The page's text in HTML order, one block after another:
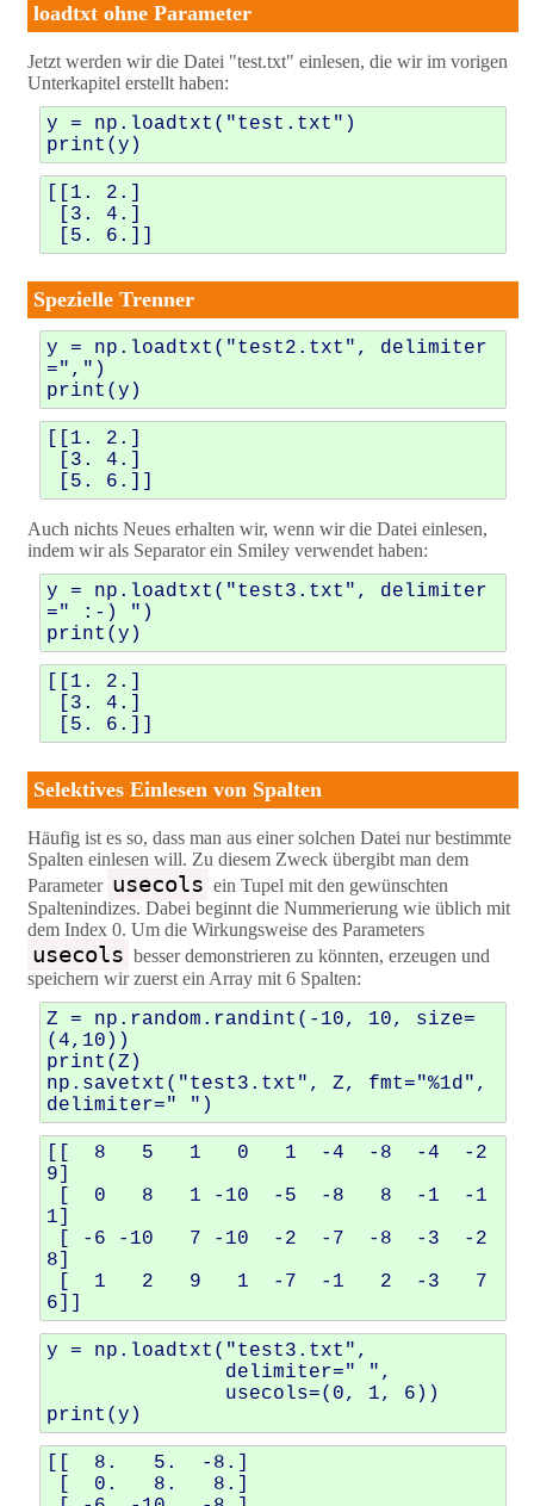
loadtxt ohne Parameter
Jetzt werden wir die Datei "test.txt" einlesen, die wir im vorigen
Unterkapitel erstellt haben:
y = np . loadtxt ( "test.txt" )
print ( y )
[[1. 2.]
Spezielle Trenner
y = np . loadtxt ( "test2.txt" ,
delimiter
="," )
print ( y )
[[1. 2.]
Auch nichts Neues erhalten wir, wenn wir die Datei einlesen,
indem wir als Separator ein Smiley verwendet haben:
y = np . loadtxt ( "test3.txt" ,
delimiter
=" :-) " )
print ( y )
[[1. 2.]
Selektives Einlesen von Spalten
Häufig ist es so, dass man aus einer solchen Datei nur bestimmte
Spalten einlesen will. Zu diesem Zweck übergibt man dem
Parameter usecols ein Tupel mit den gewünschten
Spaltenindizes. Dabei beginnt die Nummerierung wie üblich mit
dem Index 0. Um die Wirkungsweise des Parameters
usecols besser demonstrieren zu könnten, erzeugen und
speichern wir zuerst ein Array mit 6 Spalten:
Z = np . random . randint ( - 10, 10, size=
( 4, 10 ))
print ( Z )
np . savetxt ( "test3.txt" , Z, fmt="%1d" ,
delimiter=" " )
[[  8   5   1   0   1  -4  -8  -4  -2
9]
1]
8]
y = np . loadtxt ( "test3.txt" ,
delimiter=" " ,
usecols=( 0, 1, 6 ))
print ( y )
[[  8.   5.  -8.]